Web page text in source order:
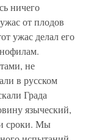
ничего
от плодов
ужас делал его
не
в русском
Града
языческий,
сроки. Мы